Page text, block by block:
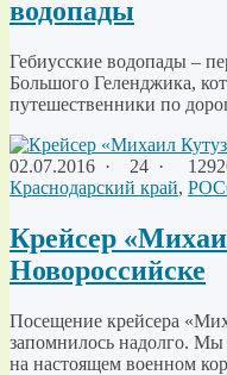
водопады
Гебиусские водопады –
Большого Геленджика,
путешественники по
02.07.2016 · 24 ·
Краснодарский край,
Крейсер
Новороссийске
Посещение крейсера
запомнилось надолго.
на настоящем военном